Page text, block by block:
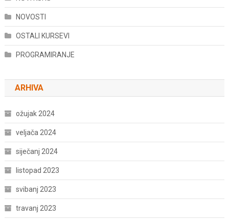
NOVOSTI
OSTALI KURSEVI
PROGRAMIRANJE
ARHIVA
ožujak 2024
veljača 2024
siječanj 2024
listopad 2023
svibanj 2023
travanj 2023